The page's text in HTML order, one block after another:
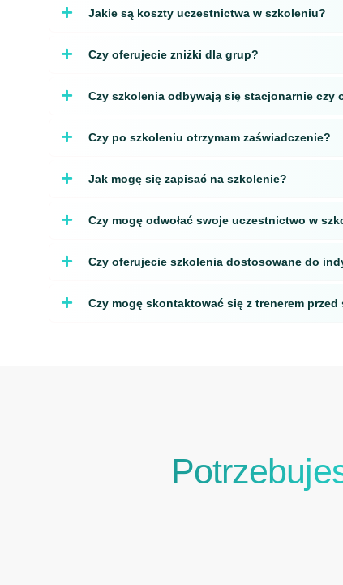
Jakie są koszty uczestnictwa w szkoleniu?
Czy oferujecie zniżki dla grup?
Czy szkolenia odbywają się stacjonarnie czy
Czy po szkoleniu otrzymam zaświadczenie?
Jak mogę się zapisać na szkolenie?
Czy mogę odwołać swoje uczestnictwo w
Czy oferujecie szkolenia dostosowane do
Czy mogę skontaktować się z trenerem przed